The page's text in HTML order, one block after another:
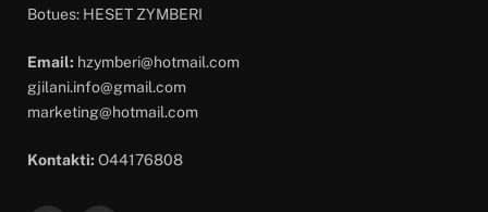
Botues: HESET ZYMBERI
Email: hzymberi@hotmail.com
gjilani.info@gmail.com
marketing@hotmail.com
Kontakti: O44176808